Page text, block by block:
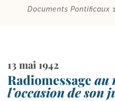
Documents Pontificaux
13 mai 1942
Radiomessage au
l’occasion de son